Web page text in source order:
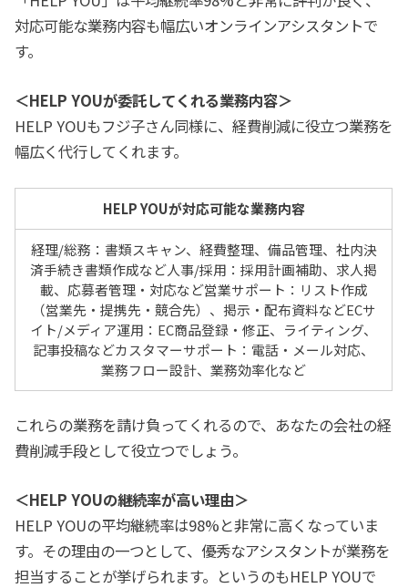
対応可能な業務内容も幅広いオンラインアシスタントで
す。
＜HELP YOUが委託してくれる業務内容＞
HELP YOUもフジ子さん同様に、経費削減に役立つ業務を
幅広く代行してくれます。
HELP YOUが対応可能な業務内容
経理/総務：書類スキャン、経費整理、備品管理、社内決
済手続き書類作成など人事/採用：採用計画補助、求人掲
載、応募者管理・対応など営業サポート：リスト作成
（営業先・提携先・競合先）、掲示・配布資料などECサ
イト/メディア運用：EC商品登録・修正、ライティング、
記事投稿などカスタマーサポート：電話・メール対応、
業務フロー設計、業務効率化など
これらの業務を請け負ってくれるので、あなたの会社の経
費削減手段として役立つでしょう。
＜HELP YOUの継続率が高い理由＞
HELP YOUの平均継続率は98%と非常に高くなっていま
す。その理由の一つとして、優秀なアシスタントが業務を
担当することが挙げられます。というのもHELP YOUで